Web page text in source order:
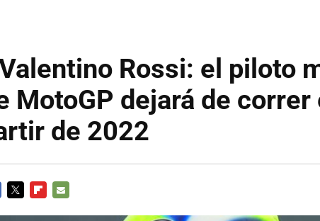
Rossi: el piloto
MotoGP dejará de correr
de 2022